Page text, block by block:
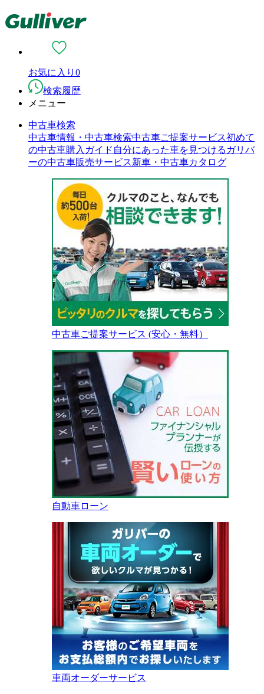
お気に入り 0
検索履歴
メニュー
中古車検索
中古車情報・中古車検索中古車ご提案サービス初めて
の中古車購入ガイド 自分にあった車を見つける ガリバ
ーの中古車販売サービス新車・中古車カタログ
中古車ご提案サービス (安心・無料）
自動車ローン
車両オーダーサービス